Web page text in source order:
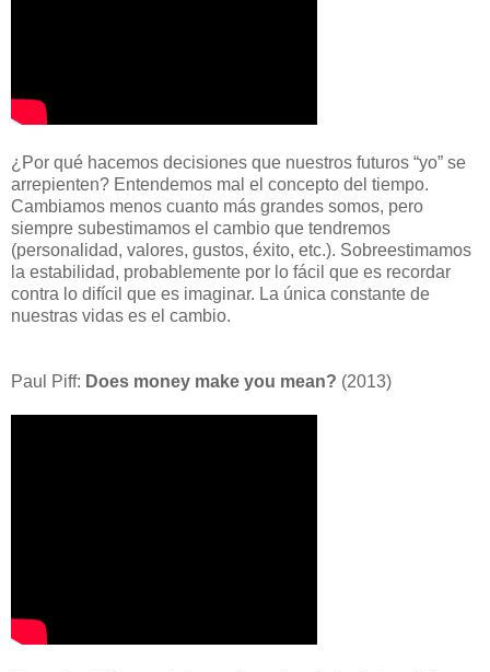
¿Por qué hacemos decisiones que nuestros futuros “yo” se
arrepienten? Entendemos mal el concepto del tiempo.
Cambiamos menos cuanto más grandes somos, pero
siempre subestimamos el cambio que tendremos
(personalidad, valores, gustos, éxito, etc.). Sobreestimamos
la estabilidad, probablemente por lo fácil que es recordar
contra lo difícil que es imaginar. La única constante de
nuestras vidas es el cambio.
Paul Piff: Does money make you mean? (2013)